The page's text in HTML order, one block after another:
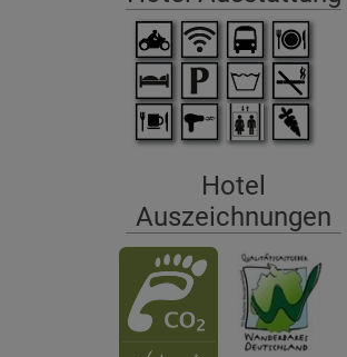
Hotel
Auszeichnungen